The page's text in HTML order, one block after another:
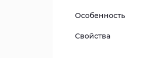
Особенность
Свойства